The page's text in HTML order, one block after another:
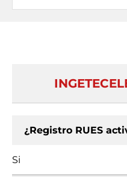
¿Registro RUES
Si